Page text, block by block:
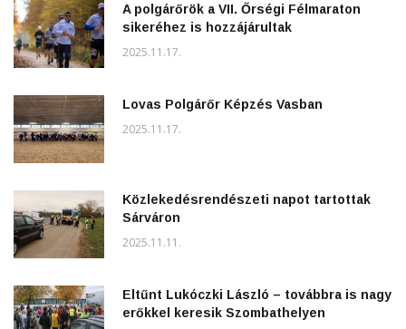
A polgárőrök a VII. Őrségi Félmaraton
sikeréhez is hozzájárultak
2025.11.17.
Lovas Polgárőr Képzés Vasban
2025.11.17.
Közlekedésrendészeti napot tartottak
Sárváron
2025.11.11.
Eltűnt Lukóczki László – továbbra is nagy
erőkkel keresik Szombathelyen